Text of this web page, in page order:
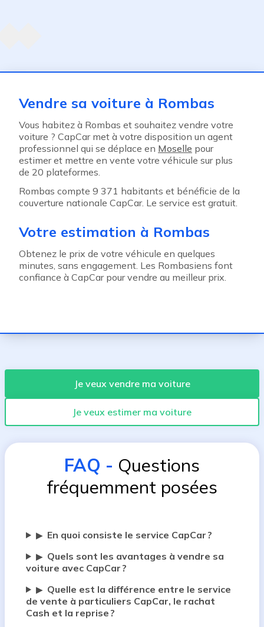
Vendre sa voiture à Rombas
Vous habitez à Rombas et souhaitez vendre votre
voiture ? CapCar met à votre disposition un agent
professionnel qui se déplace en Moselle pour
estimer et mettre en vente votre véhicule sur plus
de 20 plateformes.
Rombas compte 9 371 habitants et bénéficie de la
couverture nationale CapCar. Le service est gratuit.
Votre estimation à Rombas
Obtenez le prix de votre véhicule en quelques
minutes, sans engagement. Les Rombasiens font
confiance à CapCar pour vendre au meilleur prix.
Je veux vendre ma voiture
Je veux estimer ma voiture
FAQ - Questions
fréquemment posées
▶ En quoi consiste le service CapCar ?
▶ Quels sont les avantages à vendre sa
voiture avec CapCar ?
▶ Quelle est la différence entre le service
de vente à particuliers CapCar, le rachat
Cash et la reprise ?